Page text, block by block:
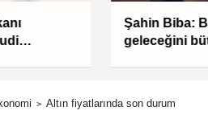
Şahin Biba:
geleceğini
Altın fiyatlarında son durum